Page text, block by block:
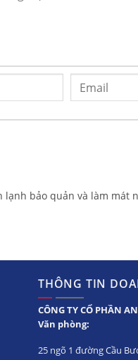
cho sức khỏe
cùng loại
lạnh bảo quản và làm
THÔNG TIN
CÔNG TY CỔ PHẦN
Văn phòng:
25 ngõ 1 đường Cầu